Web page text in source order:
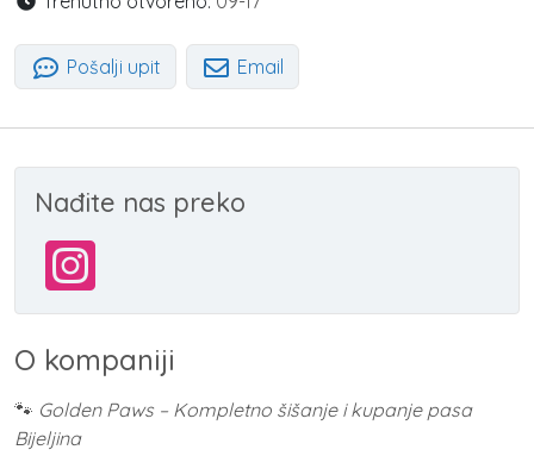
Pošalji upit Email
Nađite nas preko
O kompaniji
🐾 Golden Paws – Kompletno šišanje i kupanje pasa
Bijeljina